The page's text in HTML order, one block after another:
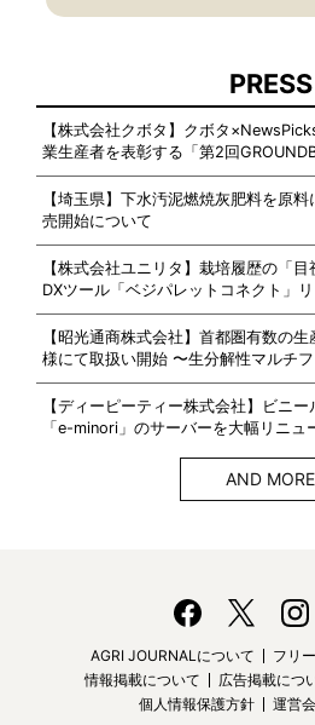
PRESS
【株式会社クボタ】クボタ
業生産者を表彰する「第2回
【埼玉県】下水汚泥燃焼灰肥料を原
売開始について
【株式会社ユニリタ】栽培履歴の「
DXツール「ベジパレットコネクト」
【昭光通商株式会社】首都圏有数の
様にて取扱い開始 〜生分解性マルチ
【ディーピーティー株式会社】ビニ
「e-minori」のサーバーを大幅リニュ
AND MORE
AGRI JOURNALについて
フリ
情報掲載について
広告掲載につ
個人情報保護方針
運営